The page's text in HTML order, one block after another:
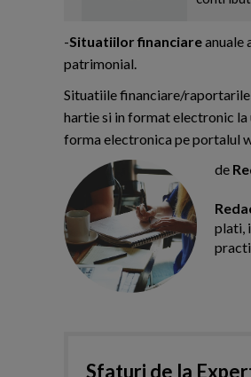
-Situatiilor financiareanuale
patrimonial.
Situatiile financiare/raportarile
hartie si in format electronic
forma electronica pe portalul
de
plati,
Sfaturi de la